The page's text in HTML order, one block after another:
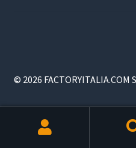
© 2026 FACTORYITALIA.COM
Products